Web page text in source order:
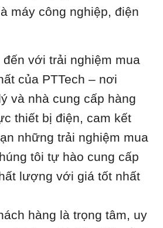
máy công nghiệp, điện
với trải nghiệm mua
của PTTech – nơi
và nhà cung cấp hàng
thiết bị điện, cam kết
những trải nghiệm mua
tôi tự hào cung cấp
lượng với giá tốt nhất
hàng là trọng tâm, uy